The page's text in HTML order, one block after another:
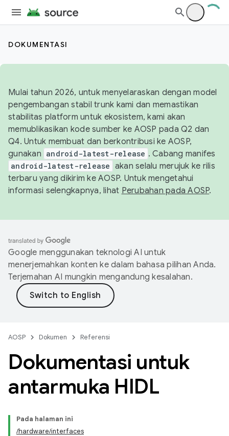
DOKUMENTASI
Mulai tahun 2026, untuk menyelaraskan dengan model
pengembangan stabil trunk kami dan memastikan
stabilitas platform untuk ekosistem, kami akan
memublikasikan kode sumber ke AOSP pada Q2 dan
Q4. Untuk membuat dan berkontribusi ke AOSP,
gunakan android-latest-release . Cabang manifes
android-latest-release akan selalu merujuk ke rilis
terbaru yang dikirim ke AOSP. Untuk mengetahui
informasi selengkapnya, lihat Perubahan pada AOSP.
Google menggunakan teknologi AI untuk
menerjemahkan konten ke dalam bahasa pilihan Anda.
Terjemahan AI mungkin mengandung kesalahan.
AOSP Dokumen Referensi
Dokumentasi untuk
antarmuka HIDL
Pada halaman ini
/hardware/interfaces